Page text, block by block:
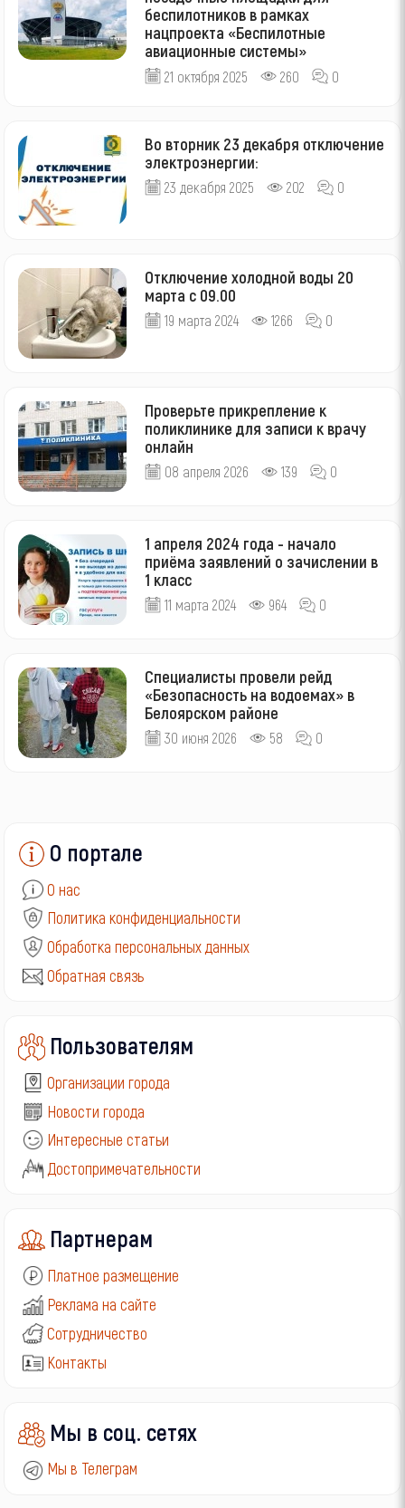
беспилотников в рамках
нацпроекта «Беспилотные
авиационные системы»
21 октября 2025 260 0
Во вторник 23 декабря отключение
электроэнергии:
23 декабря 2025 202 0
Отключение холодной воды 20
марта с 09.00
19 марта 2024 1266 0
Проверьте прикрепление к
поликлинике для записи к врачу
онлайн
08 апреля 2026 139 0
1 апреля 2024 года - начало
приёма заявлений о зачислении в
1 класс
11 марта 2024 964 0
Специалисты провели рейд
«Безопасность на водоемах» в
Белоярском районе
30 июня 2026 58 0
О портале
О нас
Политика конфиденциальности
Обработка персональных данных
Обратная связь
Пользователям
Организации города
Новости города
Интересные статьи
Достопримечательности
Партнерам
Платное размещение
Реклама на сайте
Сотрудничество
Контакты
Мы в соц. сетях
Мы в Телеграм